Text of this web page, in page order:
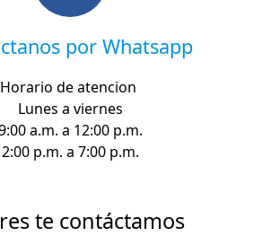
por Whatsapp
Horario de atencion
Lunes a viernes
a.m. a 12:00 p.m.
2:00 p.m. a 7:00 p.m.
te contáctamos